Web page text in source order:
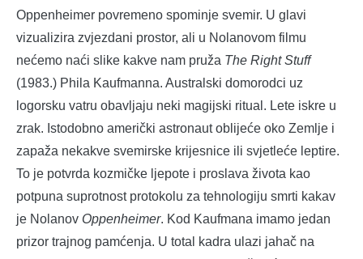
Oppenheimer povremeno spominje svemir. U glavi
vizualizira zvjezdani prostor, ali u Nolanovom filmu
nećemo naći slike kakve nam pruža The Right Stuff
(1983.) Phila Kaufmanna. Australski domorodci uz
logorsku vatru obavljaju neki magijski ritual. Lete iskre u
zrak. Istodobno američki astronaut oblijeće oko Zemlje i
zapaža nekakve svemirske krijesnice ili svjetleće leptire.
To je potvrda kozmičke ljepote i proslava života kao
potpuna suprotnost protokolu za tehnologiju smrti kakav
je Nolanov Oppenheimer. Kod Kaufmana imamo jedan
prizor trajnog pamćenja. U total kadra ulazi jahač na